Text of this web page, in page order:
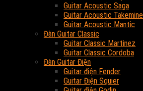
Guitar Acoustic Saga
Guitar Acoustic Takemine
Guitar Acoustic Mantic
Đàn Guitar Classic
Guitar Classic Martinez
Guitar Classic Cordoba
Đàn Guitar Điện
Guitar điện Fender
Guitar Điện Squier